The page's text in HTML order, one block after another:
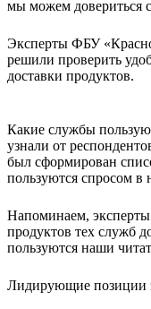
мы можем довериться
Эксперты ФБУ
решили проверить
доставки продуктов.
Какие службы
узнали от
был сформирован
пользуются спросом в
Напоминаем, эксперты
продуктов тех служб
пользуются наши
Лидирующие позиции